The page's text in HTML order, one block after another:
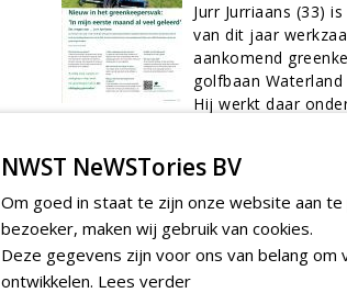
Jurr Jurriaans (33)
van dit jaar
aankomend
golfbaan
Hij werkt daar
01-04-2018
Doorstart
stoelendans van
NWST NeWSTories BV
Om goed in staat te zijn onze website aan
bezoeker, maken wij gebruik van cookies.
Deze gegevens zijn voor ons van belang
ontwikkelen. Lees verder